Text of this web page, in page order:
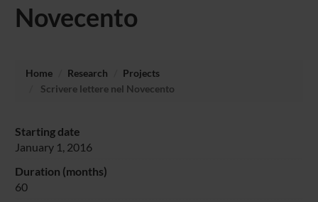
Novecento
Home Research
Projects
Scrivere lettere nel Novecento
Starting date
January 1, 2016
Duration (months)
60